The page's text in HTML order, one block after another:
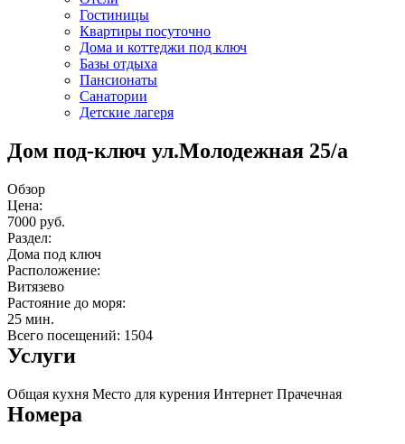
Гостиницы
Квартиры посуточно
Дома и коттеджи под ключ
Базы отдыха
Пансионаты
Санатории
Детские лагеря
Дом под-ключ ул.Молодежная 25/а
Обзор
Цена:
7000 руб.
Раздел:
Дома под ключ
Расположение:
Витязево
Растояние до моря:
25 мин.
Всего посещений: 1504
Услуги
Общая кухня Место для курения Интернет Прачечная
Номера